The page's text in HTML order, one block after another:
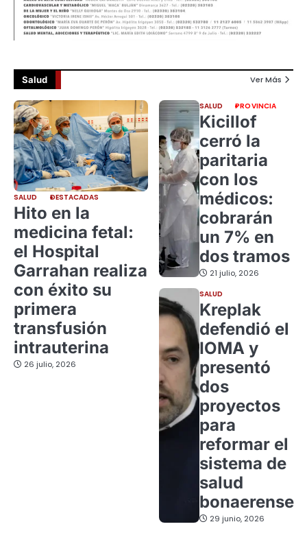
Salud Ver Más
SALUD DESTACADAS
Hito en la
medicina fetal:
el Hospital
Garrahan realiza
con éxito su
primera
transfusión
intrauterina
26 julio, 2026
SALUD PROVINCIA
Kicillof
cerró la
paritaria
con los
médicos:
cobrarán
un 7% en
dos tramos
21 julio, 2026
SALUD
Kreplak
defendió el
IOMA y
presentó
dos
proyectos
para
reformar el
sistema de
salud
bonaerense
29 junio, 2026